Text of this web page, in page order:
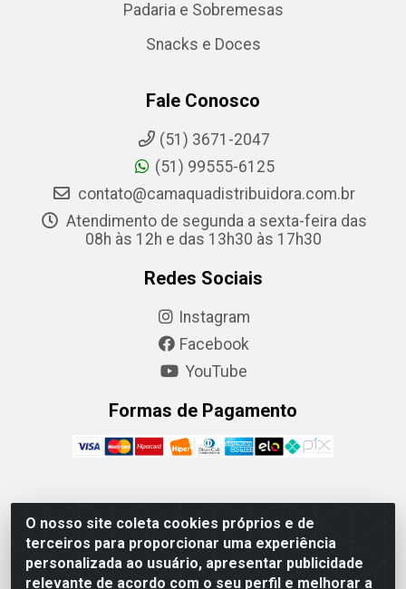
O nosso site coleta cookies próprios e de
terceiros para proporcionar uma experiência
personalizada ao usuário, apresentar publicidade
relevante de acordo com o seu perfil e melhorar a
Padaria e Sobremesas
Snacks e Doces
Fale Conosco
(51) 3671-2047
(51) 99555-6125
contato@camaquadistribuidora.com.br
Atendimento de segunda a sexta-feira das
08h às 12h e das 13h30 às 17h30
Redes Sociais
Instagram
Facebook
YouTube
Formas de Pagamento
Camaquã Distribuidora Ltda - Avenida Conego Luiz W
Hanquet, 1001 - Parque Residencial do Arroio Duro,
Camaquã/RS - CEP 96.789-102 - CNPJ
07.061.124/0001-26